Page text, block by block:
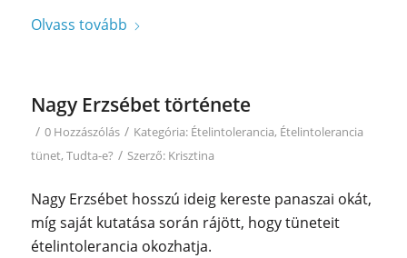
Olvass tovább
Nagy Erzsébet története
/ 0 Hozzászólás / Kategória: Ételintolerancia, Ételintolerancia
tünet, Tudta-e? / Szerző: Krisztina
Nagy Erzsébet hosszú ideig kereste panaszai okát,
míg saját kutatása során rájött, hogy tüneteit
ételintolerancia okozhatja.